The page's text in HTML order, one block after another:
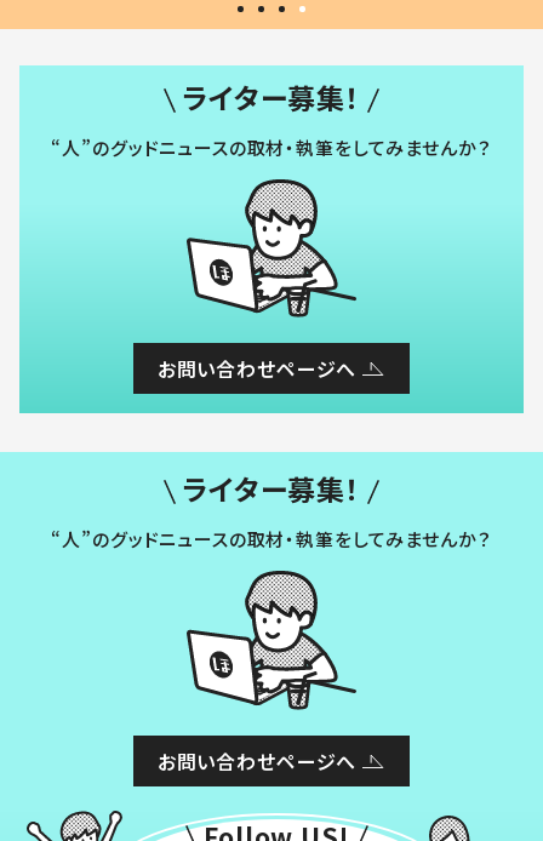
ライター募集！
“人”のグッドニュースの取材・執筆をしてみませんか？
お問い合わせページへ
ライター募集！
“人”のグッドニュースの取材・執筆をしてみませんか？
お問い合わせページへ